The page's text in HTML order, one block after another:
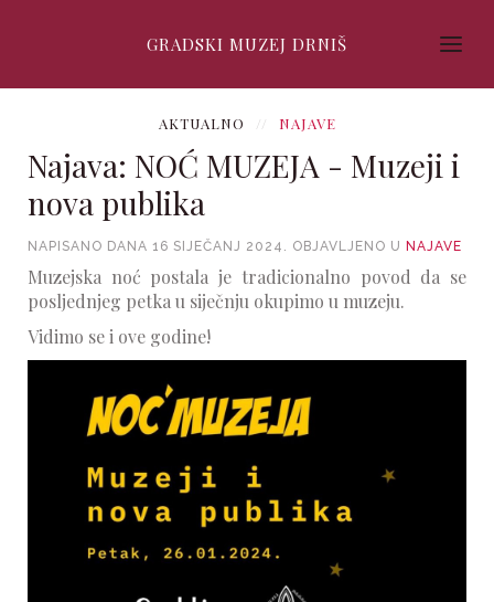
GRADSKI MUZEJ DRNIŠ
AKTUALNO NAJAVE
Najava: NOĆ MUZEJA - Muzeji i
nova publika
NAPISANO DANA 16 SIJEČANJ 2024 . OBJAVLJENO U NAJAVE
Muzejska noć postala je tradicionalno povod da se
posljednjeg petka u siječnju okupimo u muzeju.
Vidimo se i ove godine!